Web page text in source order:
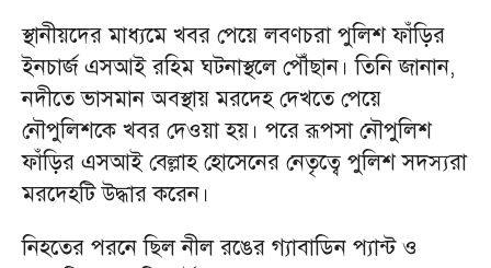
স্থানীয়দের মাধ্যমে খবর পেয়ে লবণচরা পুলিশ ফাঁড়ির
ইনচার্জ এসআই রহিম ঘটনাস্থলে পৌঁছান। তিনি জানান,
নদীতে ভাসমান অবস্থায় মরদেহ দেখতে পেয়ে
নৌপুলিশকে খবর দেওয়া হয়। পরে রূপসা নৌপুলিশ
ফাঁড়ির এসআই বেল্লাহ হোসেনের নেতৃত্বে পুলিশ সদস্যরা
মরদেহটি উদ্ধার করেন।
নিহতের পরনে ছিল নীল রঙের গ্যাবাডিন প্যান্ট ও